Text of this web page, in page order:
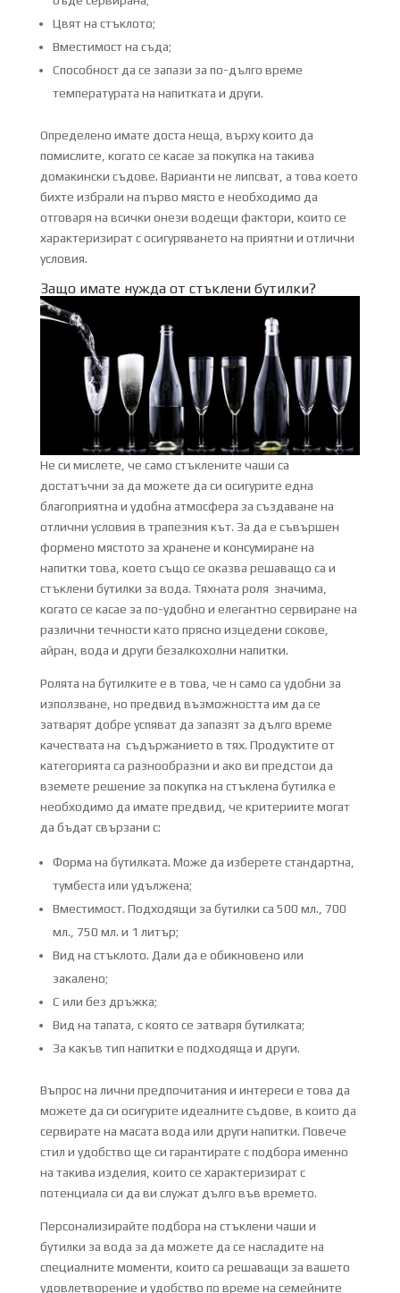
Цвят на стъклото;
Вместимост на съда;
Способност да се запази за по-дълго време
температурата на напитката и други.
Определено имате доста неща, върху които да
помислите, когато се касае за покупка на такива
домакински съдове. Варианти не липсват, а това което
бихте избрали на първо място е необходимо да
отговаря на всички онези водещи фактори, които се
характеризират с осигуряването на приятни и отлични
условия.
Защо имате нужда от стъклени бутилки?
Не си мислете, че само стъклените чаши са
достатъчни за да можете да си осигурите една
благоприятна и удобна атмосфера за създаване на
отлични условия в трапезния кът. За да е съвършен
формено мястото за хранене и консумиране на
напитки това, което също се оказва решаващо са и
стъклени бутилки за вода. Тяхната роля значима,
когато се касае за по-удобно и елегантно сервиране на
различни течности като прясно изцедени сокове,
айран, вода и други безалкохолни напитки.
Ролята на бутилките е в това, че н само са удобни за
използване, но предвид възможността им да се
затварят добре успяват да запазят за дълго време
качествата на съдържанието в тях. Продуктите от
категорията са разнообразни и ако ви предстои да
вземете решение за покупка на стъклена бутилка е
необходимо да имате предвид, че критериите могат
да бъдат свързани с:
Форма на бутилката. Може да изберете стандартна,
тумбеста или удължена;
Вместимост. Подходящи за бутилки са 500 мл., 700
мл., 750 мл. и 1 литър;
Вид на стъклото. Дали да е обикновено или
закалено;
С или без дръжка;
Вид на тапата, с която се затваря бутилката;
За какъв тип напитки е подходяща и други.
Въпрос на лични предпочитания и интереси е това да
можете да си осигурите идеалните съдове, в които да
сервирате на масата вода или други напитки. Повече
стил и удобство ще си гарантирате с подбора именно
на такива изделия, които се характеризират с
потенциала си да ви служат дълго във времето.
Персонализирайте подбора на стъклени чаши и
бутилки за вода за да можете да се насладите на
специалните моменти, които са решаващи за вашето
удовлетворение и удобство по време на семейните